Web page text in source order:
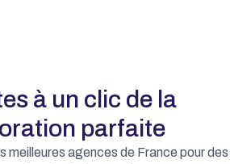
à un clic de la
parfaite
meilleures agences de France pour des